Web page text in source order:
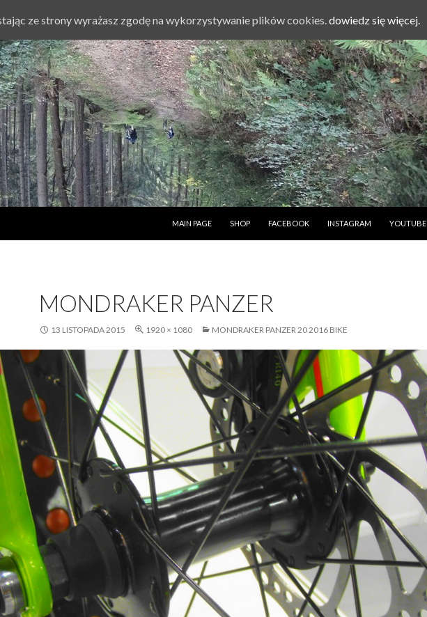
MAIN PAGE
SHOP FACEBOOK INSTAGRAM YOUTUBE
MONDRAKER PANZER
13 LISTOPADA 2015 1920 × 1080 MONDRAKER PANZER 20 2016 BIKE
ze strony wyrażasz zgodę na wykorzystywanie plików cookies. dowiedz się więcej.